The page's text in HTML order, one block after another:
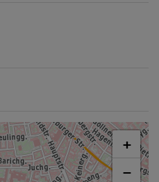
+
−